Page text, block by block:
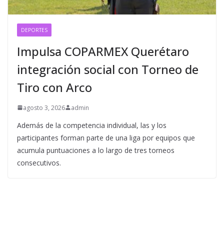
DEPORTES
Impulsa COPARMEX Querétaro
integración social con Torneo de
Tiro con Arco
agosto 3, 2026 admin
Además de la competencia individual, las y los
participantes forman parte de una liga por equipos que
acumula puntuaciones a lo largo de tres torneos
consecutivos.